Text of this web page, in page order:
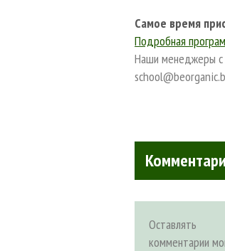
Самое время
Подробная
Наши менеджеры с
Оставлять
комментарии